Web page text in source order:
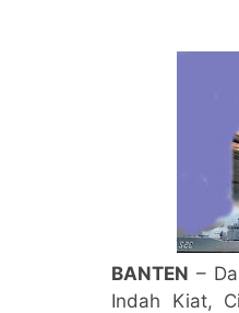
BANTEN –
Indah Kiat,